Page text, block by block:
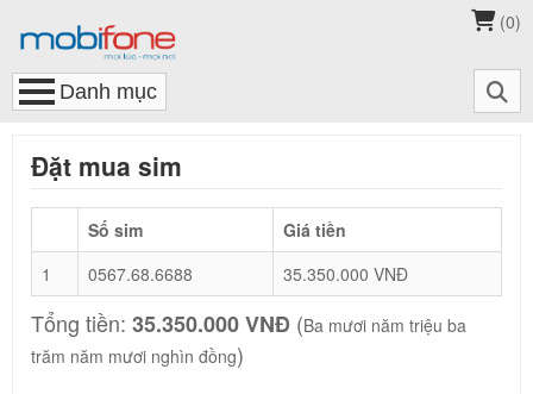
(0)
Đặt mua sim
Số sim
Giá tiền
1
0567.68.6688 35.350.000 VNĐ
Tổng tiền: 35.350.000 VNĐ (Ba mươi năm triệu ba
trăm năm mươi nghìn đồng)